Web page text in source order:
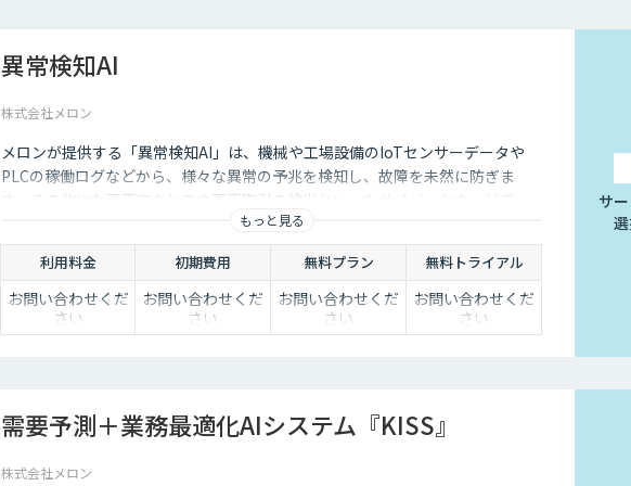
異常検知AI
株式会社メロン
メロンが提供する「異常検知AI」は、機械や工場設備のIoTセンサーデータや
PLCの稼働ログなどから、様々な異常の予兆を検知し、故障を未然に防ぎま
す。その他にも不正アクセスや不正取引の検出といったサイバーセキュリティ
もっと見る
利用料金 初期費用 無料プラン 無料トライアル
お問い合わせくだ
さい
お問い合わせくだ
さい
お問い合わせくだ
さい
お問い合わせくだ
さい
サ
需要予測＋業務最適化AIシステム『KISS』
株式会社メロン